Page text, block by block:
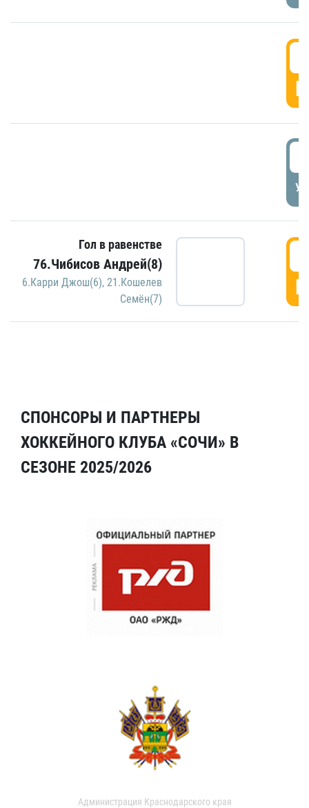
Гол в равенстве
76.Чибисов Андрей(8)
6.Карри Джош(6), 21.Кошелев
Семён(7)
СПОНСОРЫ И ПАРТНЕРЫ
ХОККЕЙНОГО КЛУБА «СОЧИ» В
СЕЗОНЕ 2025/2026
Администрация Краснодарского края